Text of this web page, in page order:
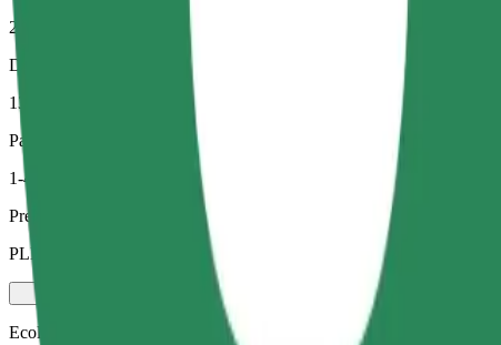
21 min
Distancia estimada
13,7 km
Pasajeros
1-4
Precio estimado
PLN 58,90
Ecológico